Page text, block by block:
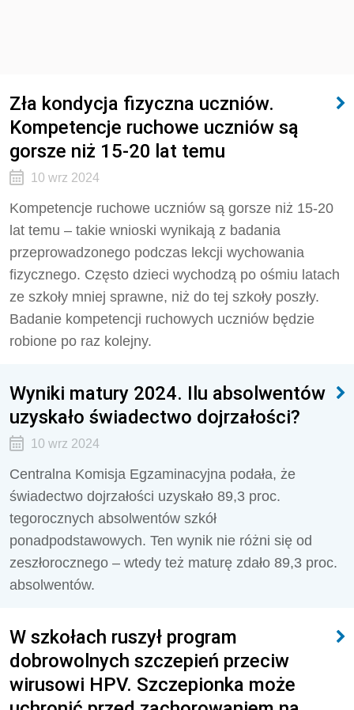
Zła kondycja fizyczna uczniów.
Kompetencje ruchowe uczniów są
gorsze niż 15-20 lat temu
10 wrz 2024
Kompetencje ruchowe uczniów są gorsze niż 15-20
lat temu – takie wnioski wynikają z badania
przeprowadzonego podczas lekcji wychowania
fizycznego. Często dzieci wychodzą po ośmiu latach
ze szkoły mniej sprawne, niż do tej szkoły poszły.
Badanie kompetencji ruchowych uczniów będzie
robione po raz kolejny.
Wyniki matury 2024. Ilu absolwentów
uzyskało świadectwo dojrzałości?
10 wrz 2024
Centralna Komisja Egzaminacyjna podała, że
świadectwo dojrzałości uzyskało 89,3 proc.
tegorocznych absolwentów szkół
ponadpodstawowych. Ten wynik nie różni się od
zeszłorocznego – wtedy też maturę zdało 89,3 proc.
absolwentów.
W szkołach ruszył program
dobrowolnych szczepień przeciw
wirusowi HPV. Szczepionka może